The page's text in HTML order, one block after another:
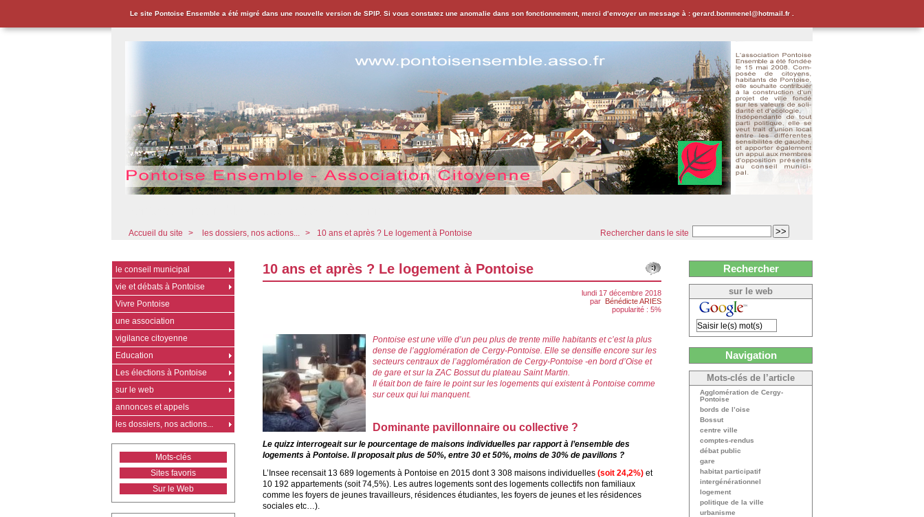
Le site Pontoise Ensemble a été migré dans une nouvelle version de SPIP. Si vous constatez une anomalie dans son fonctionnement, merci d’envoyer un message à : gerard.bommenel@hotmail.fr .
Rechercher dans le site
Accueil du site > les dossiers, nos actions... > 10 ans et après ? Le logement à Pontoise
10 ans et après ? Le logement à Pontoise
lundi 17 décembre 2018
par Bénédicte ARIES
popularité : 5%
Pontoise est une ville d’un peu plus de trente mille habitants et c’est la plus
dense de l’agglomération de Cergy-Pontoise. Elle se densifie encore sur les
secteurs centraux de l’agglomération de Cergy-Pontoise -en bord d’Oise et
de gare et sur la ZAC Bossut du plateau Saint Martin.
Il était bon de faire le point sur les logements qui existent à Pontoise comme
sur ceux qui lui manquent.
Dominante pavillonnaire ou collective ?
Le quizz interrogeait sur le pourcentage de maisons individuelles par rapport à l’ensemble des
logements à Pontoise. Il proposait plus de 50%, entre 30 et 50%, moins de 30% de pavillons ?
L’Insee recensait 13 689 logements à Pontoise en 2015 dont 3 308 maisons individuelles (soit 24,2%) et
10 192 appartements (soit 74,5%). Les autres logements sont des logements collectifs non familiaux
comme les foyers de jeunes travailleurs, résidences étudiantes, les foyers de jeunes et les résidences
sociales etc…).
le conseil municipal
vie et débats à Pontoise
Vivre Pontoise
une association
vigilance citoyenne
Education
Les élections à Pontoise
sur le web
annonces et appels
les dossiers, nos actions...
Mots-clés
Sites favoris
Sur le Web
Rechercher
sur le web
Navigation
Mots-clés de l’article
Agglomération de Cergy-
Pontoise
bords de l’oise
Bossut
centre ville
comptes-rendus
débat public
gare
habitat participatif
intergénérationnel
logement
politique de la ville
urbanisme